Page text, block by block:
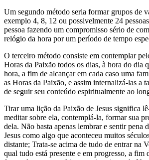
Um segundo método seria formar grupos de
exemplo 4, 8, 12 ou possivelmente 24
pessoa fazendo um compromisso sério de
relógio da hora por um período de tempo
O terceiro método consiste em contemplar
Horas da Paixão todos os dias, à hora do dia
hora, a fim de alcançar em cada caso uma
as Horas da Paixão, e assim internalizá-las a
de seguir seu conteúdo espiritualmente ao
Tirar uma lição da Paixão de Jesus significa
meditar sobre ela, contemplá-la, formar sua
dela. Não basta apenas lembrar e sentir pena
Jesus como algo que aconteceu muitos
distante; Trata-se acima de tudo de entrar na
qual tudo está presente e em progresso, a fim